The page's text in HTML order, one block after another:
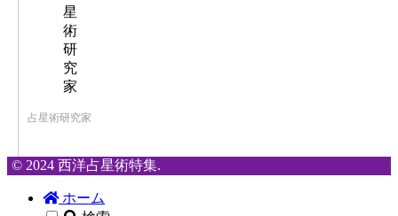
占星術研究家
© 2024 西洋占星術特集.
ホーム